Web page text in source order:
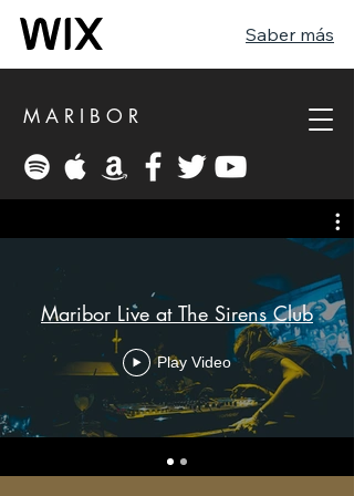
Saber más